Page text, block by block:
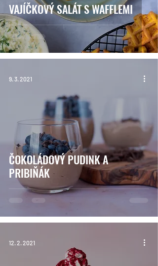
VAJÍČKOVÝ SALÁT S WAFFLEMI
ČOKOLÁDOVÝ PUDINK A
PRIBIŇÁK
9. 3. 2021
12. 2. 2021